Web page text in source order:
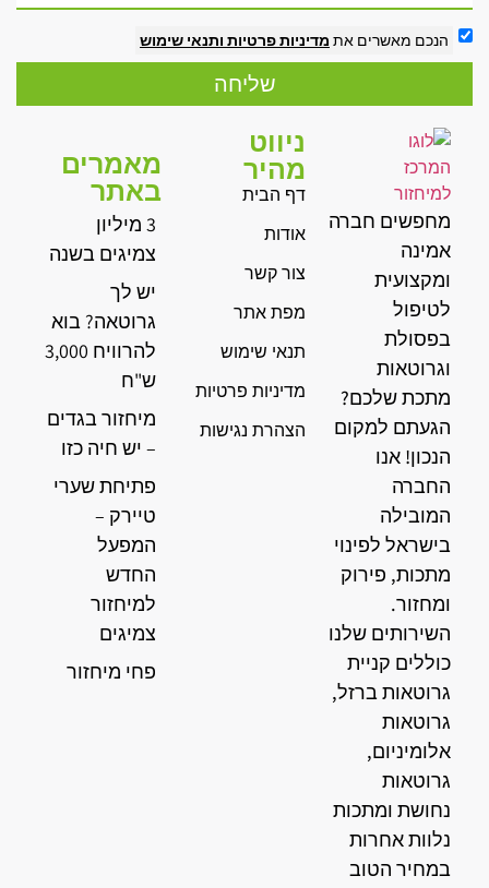
הנכם מאשרים את מדיניות פרטיות ותנאי שימוש
שליחה
מחפשים חברה
אמינה
ומקצועית
לטיפול
בפסולת
וגרוטאות
מתכת שלכם?
הגעתם למקום
הנכון! אנו
החברה
המובילה
בישראל לפינוי
מתכות, פירוק
ומחזור.
השירותים שלנו
כוללים קניית
גרוטאות ברזל,
גרוטאות
אלומיניום,
גרוטאות
נחושת ומתכות
נלוות אחרות
במחיר הטוב
ניווט
מהיר
דף הבית
אודות
צור קשר
מפת אתר
תנאי שימוש
מדיניות פרטיות
הצהרת נגישות
מאמרים
באתר
3 מיליון
צמיגים בשנה
יש לך
גרוטאה? בוא
להרוויח 3,000
ש"ח
מיחזור בגדים
– יש חיה כזו
פתיחת שערי
טיירק –
המפעל
החדש
למיחזור
צמיגים
פחי מיחזור